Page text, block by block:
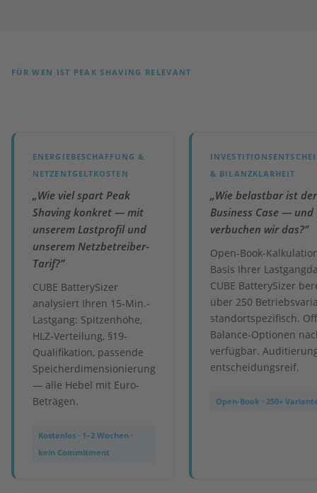
FÜR WEN IST PEAK SHAVING RELEVANT
ENERGIEBESCHAFFUNG &
NETZENTGELTKOSTEN
„Wie viel spart Peak
Shaving konkret — mit
unserem Lastprofil und
unserem Netzbetreiber-
Tarif?”
CUBE BatterySizer
analysiert Ihren 15-Min.-
Lastgang: Spitzenhöhe,
HLZ-Verteilung, §19-
Qualifikation, passende
Speicherdimensionierung
— alle Hebel mit Euro-
Beträgen.
Kostenlos · 1–2 Wochen ·
kein Commitment
& BILANZKLARHEIT
„Wie belastbar ist der
Business Case — und
verbuchen wir das?”
Open-Book-
Basis Ihrer
CUBE BatterySizer
über 250
standortspezifisch.
Balance-Optionen
verfügbar.
entscheidungsreif.
Open-Book · 250+